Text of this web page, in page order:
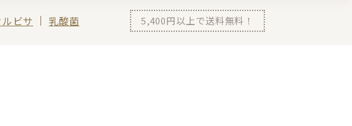
ルビサ 乳酸菌 5,400円以上で送料無料！